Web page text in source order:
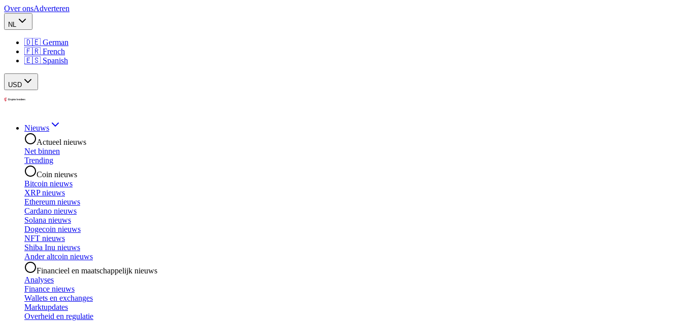
Over onsAdverteren
NL
🇩🇪 German
🇫🇷 French
🇪🇸 Spanish
USD
Nieuws
Actueel nieuws
Net binnen
Trending
Coin nieuws
Bitcoin nieuws
XRP nieuws
Ethereum nieuws
Cardano nieuws
Solana nieuws
Dogecoin nieuws
NFT nieuws
Shiba Inu nieuws
Ander altcoin nieuws
Financieel en maatschappelijk nieuws
Analyses
Finance nieuws
Wallets en exchanges
Marktupdates
Overheid en regulatie